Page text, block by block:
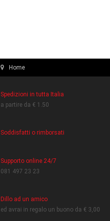
Home
Spedizioni in tutta Italia
a partire da € 1.50
Soddisfatti o rimborsati
Supporto online 24/7
081 497 23 23
Dillo ad un amico
ed avrai in regalo un buono da € 3,00